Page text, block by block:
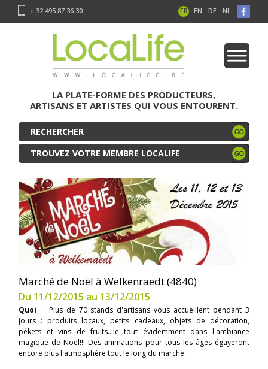
+ 32 495 87 36 30 FR - EN - DE - NL
LA PLATE-FORME DES PRODUCTEURS,
ARTISANS ET ARTISTES QUI VOUS ENTOURENT.
TROUVEZ VOTRE MEMBRE LOCALIFE
Marché de Noël à Welkenraedt (4840)
Du 11/12/2015 au 13/12/2015
Quoi : Plus de 70 stands d'artisans vous accueillent pendant 3
jours : produits locaux, petits cadeaux, objets de décoration,
pékets et vins de fruits...le tout évidemment dans l'ambiance
magique de Noël!!! Des animations pour tous les âges égayeront
encore plus l'atmosphère tout le long du marché.